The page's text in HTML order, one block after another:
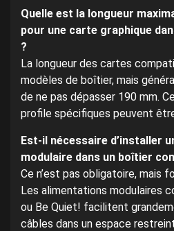
Quelle est la longueur
pour une carte graphique
?
La longueur des cartes
modèles de boîtier, mais
de ne pas dépasser 190 mm.
profile spécifiques peuvent
Est-il nécessaire d’installer
modulaire dans un boîtier
Ce n’est pas obligatoire, mais
Les alimentations modulaires
ou Be Quiet! facilitent
câbles dans un espace